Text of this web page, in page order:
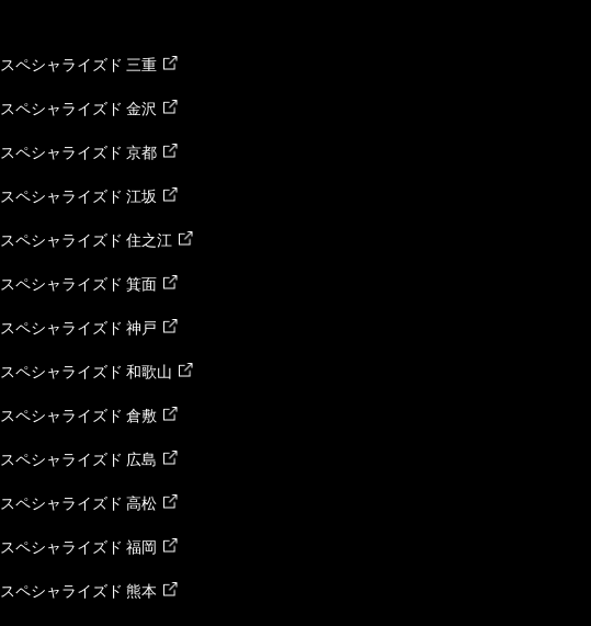
スペシャライズド 三重
スペシャライズド 金沢
スペシャライズド 京都
スペシャライズド 江坂
スペシャライズド 住之江
スペシャライズド 箕面
スペシャライズド 神戸
スペシャライズド 和歌山
スペシャライズド 倉敷
スペシャライズド 広島
スペシャライズド 高松
スペシャライズド 福岡
スペシャライズド 熊本